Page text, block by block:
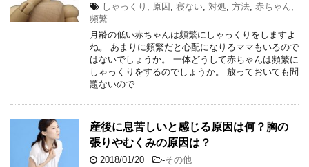
しゃっくり
原因 寝ない 対処 方法 赤ちゃん
頻繁
月齢の低い赤ちゃんは頻繁にしゃっくりをしますよ
ね。 あまりに頻繁だと心配になりるママもいるので
はないでしょうか。 一体どうして赤ちゃんは頻繁に
しゃっくりをするのでしょうか。 放っておいても問
題ないので …
産後に息苦しいと感じる原因は何？胸の
張りやむくみの原因は？
2018/01/20 -その他